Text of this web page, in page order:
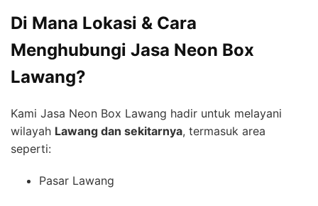
Di Mana Lokasi & Cara
Menghubungi Jasa Neon Box
Lawang?
Kami Jasa Neon Box Lawang hadir untuk melayani
wilayah Lawang dan sekitarnya, termasuk area
seperti:
Pasar Lawang